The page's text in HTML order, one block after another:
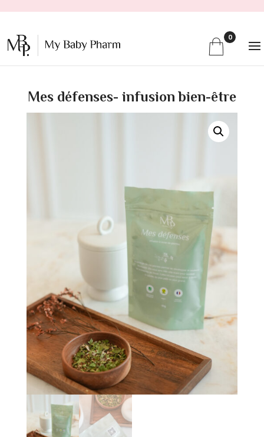
0
68
Mes défenses- infusion bien-être